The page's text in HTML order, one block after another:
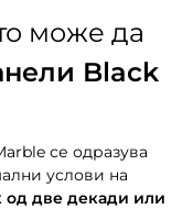
може да
Black
се одразува
услови на
од две декади или